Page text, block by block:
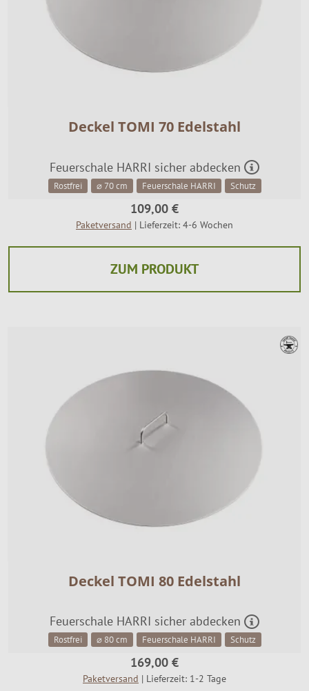
Deckel TOMI 70 Edelstahl
Feuerschale HARRI sicher abdecken
Rostfrei ⌀ 70 cm Feuerschale HARRI Schutz
109,00 €
Paketversand | Lieferzeit: 4-6 Wochen
ZUM PRODUKT
Deckel TOMI 80 Edelstahl
Feuerschale HARRI sicher abdecken
Rostfrei ⌀ 80 cm Feuerschale HARRI Schutz
169,00 €
Paketversand | Lieferzeit: 1-2 Tage